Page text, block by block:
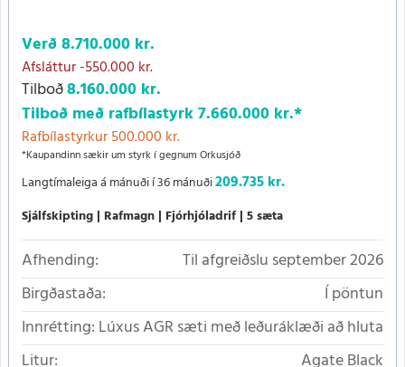
Verð8.710.000 kr.
Afsláttur-550.000 kr.
Tilboð8.160.000 kr.
Tilboð með rafbílastyrk7.660.000 kr.*
Rafbílastyrkur 500.000 kr.
*Kaupandinn sækir um styrk í gegnum Orkusjóð
Langtímaleiga á mánuði í 36 mánuði209.735 kr.
Sjálfskipting Rafmagn Fjórhjóladrif 5 sæta
Afhending:
Til afgreiðslu september 2026
Birgðastaða:
Í pöntun
Innrétting: Lúxus AGR sæti með leðuráklæði að hluta
Litur:
Agate Black